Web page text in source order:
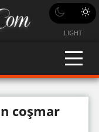
LIGHT
coșmar